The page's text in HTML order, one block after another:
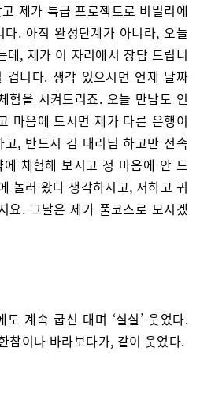
제가 특급 프로젝트로 비밀리에
. 아직 완성단계가 아니라, 오늘
데, 제가 이 자리에서 장담 드립니
겁니다. 생각 있으시면 언제 날짜
험을 시켜드리죠. 오늘 만남도 인
마음에 드시면 제가 다른 은행이
, 반드시 김 대리님 하고만 전속
체험해 보시고 정 마음에 안 드
놀러 왔다 생각하시고, 저하고 귀
요. 그날은 제가 풀코스로 모시겠
계속 굽신 대며 ‘실실’ 웃었다.
참이나 바라보다가, 같이 웃었다.